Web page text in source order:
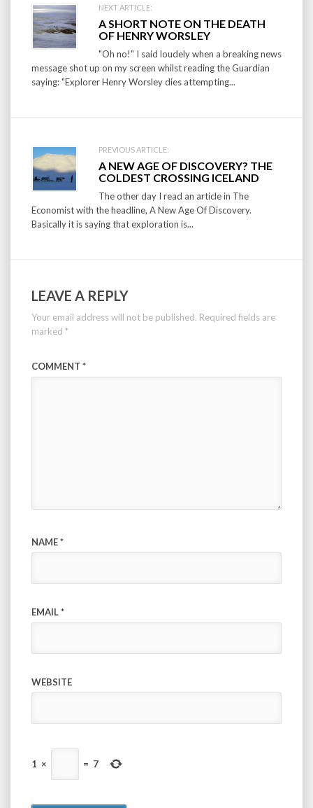
Post
navigation
NEXT ARTICLE:
A SHORT NOTE ON THE DEATH
OF HENRY WORSLEY
"Oh no!" I said loudely when a breaking news
message shot up on my screen whilst reading the Guardian
saying: "Explorer Henry Worsley dies attempting...
PREVIOUS ARTICLE:
A NEW AGE OF DISCOVERY? THE
COLDEST CROSSING ICELAND
The other day I read an article in The
Economist with the headline, A New Age Of Discovery.
Basically it is saying that exploration is...
LEAVE A REPLY
Your email address will not be published. Required fields are
marked *
COMMENT *
NAME*
EMAIL*
WEBSITE
1 × = 7